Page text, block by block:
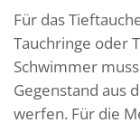
Für das
Tauchringe oder
Schwimmer
Gegenstand aus
werfen. Für die